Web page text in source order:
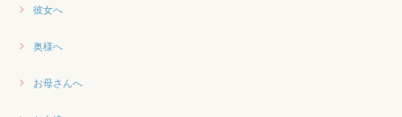
彼女へ
奥様へ
お母さんへ